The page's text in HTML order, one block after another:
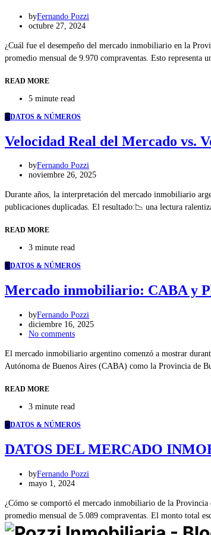
byFernando Pozzi
octubre 27, 2024
¿Cuál fue el desempeño del mercado inmobiliario en la
promedio mensual de 9.970 compraventas. Esto
READ MORE
5 minute read
DDATOS & NÚMEROS
Velocidad Real del Mercado vs.
byFernando Pozzi
noviembre 26, 2025
Durante años, la interpretación del mercado inmobiliario
publicaciones duplicadas. El resultado:📉 una lectura
READ MORE
3 minute read
DDATOS & NÚMEROS
Mercado inmobiliario: CABA y
byFernando Pozzi
diciembre 16, 2025
No comments
El mercado inmobiliario argentino comenzó a mostrar
Autónoma de Buenos Aires (CABA) como la Provincia de
READ MORE
3 minute read
DDATOS & NÚMEROS
DATOS DEL MERCADO
byFernando Pozzi
mayo 1, 2024
¿Cómo se comportó el mercado inmobiliario de la
promedio mensual de 5.089 compraventas. El monto total